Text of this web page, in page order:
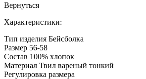
Вернуться
Характеристики:
Тип изделия Бейсболка
Размер 56-58
Состав 100% хлопок
Материал Твил вареный тонкий
Регулировка размера